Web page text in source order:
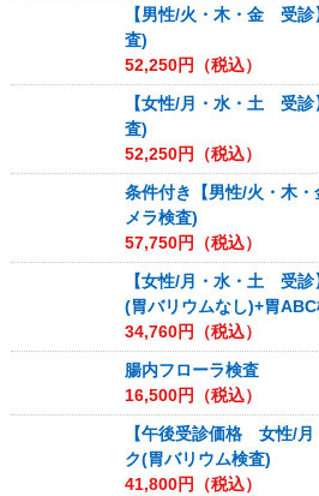
【男性/火・木・金 受
査)
52,250円（税込）
【女性/月・水・土 受
査)
52,250円（税込）
条件付き【男性/火・木
メラ検査)
57,750円（税込）
【女性/月・水・土 受診
(胃バリウムなし)+胃
34,760円（税込）
腸内フローラ検査
16,500円（税込）
【午後受診価格 女性/
ク(胃バリウム検査)
41,800円（税込）